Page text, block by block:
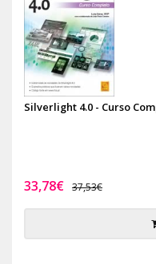
Silverlight 4.0 - Curso
33,78€ 37,53€